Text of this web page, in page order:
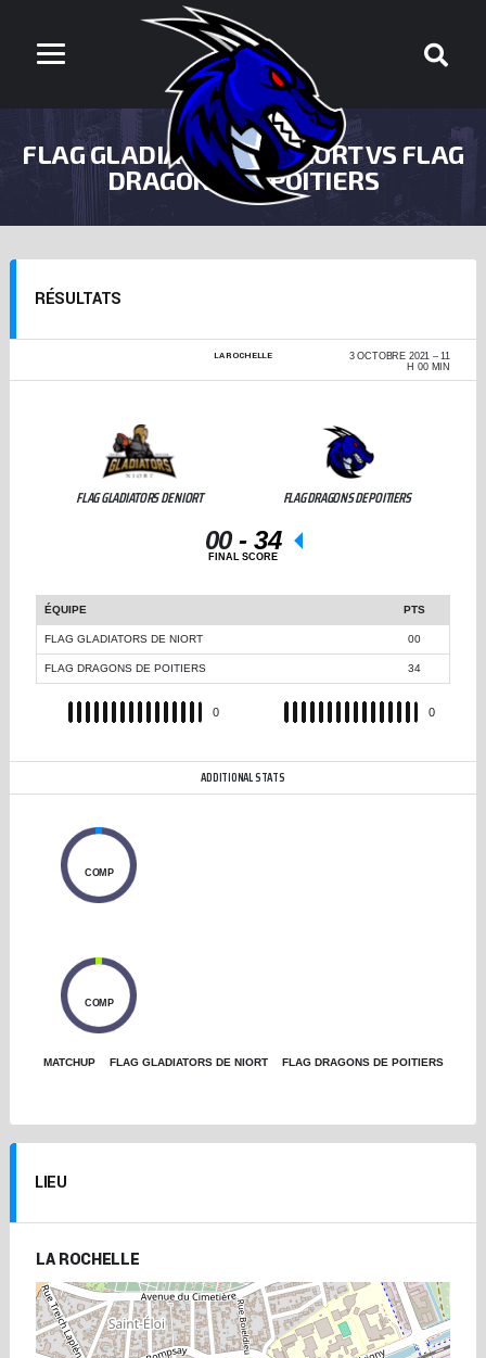
FLAG GLADIATORS DE NIORT VS FLAG
DRAGONS DE POITIERS
RÉSULTATS
LA ROCHELLE 3 OCTOBRE 2021
11
H 00 MIN
FLAG GLADIATORS DE NIORT FLAG DRAGONS DE POITIERS
00- 34
FINAL SCORE
ÉQUIPE PTS
FLAG GLADIATORS DE NIORT 00
FLAG DRAGONS DE POITIERS 34
0 0
ADDITIONAL STATS
COMP
COMP
MATCHUP FLAG GLADIATORS DE NIORT FLAG DRAGONS DE POITIERS
LIEU
LA ROCHELLE